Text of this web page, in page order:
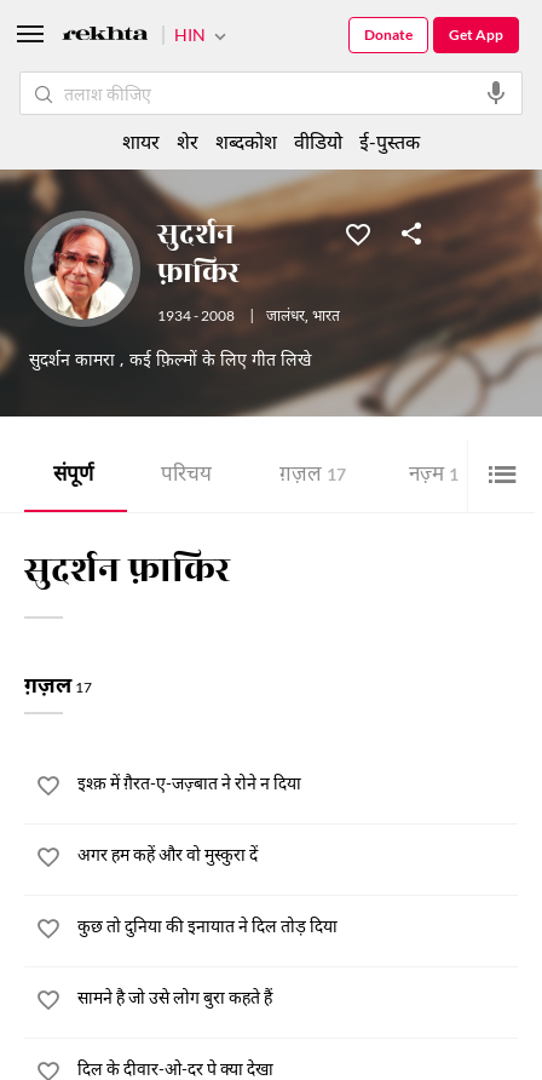
सुदर्शन
फ़ाकिर
1934 - 2008 जालंधर, भारत
सुदर्शन कामरा , कई फ़िल्मों के लिए गीत लिखे
संपूर्ण परिचय ग़ज़ल 17 नज़्म 1
सुदर्शन फ़ाकिर
ग़ज़ल 17
इश्क़ में ग़ैरत-ए-जज़्बात ने रोने न दिया
अगर हम कहें और वो मुस्कुरा दें
कुछ तो दुनिया की इनायात ने दिल तोड़ दिया
सामने है जो उसे लोग बुरा कहते हैं
दिल के दीवार-ओ-दर पे क्या देखा
HIN Get App
Donate
शायर शेर शब्दकोश वीडियो ई-पुस्तक